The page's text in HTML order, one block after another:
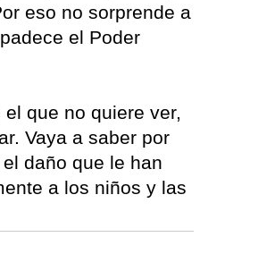
eso no sorprende a
el Poder
que no quiere ver,
Vaya a saber por
daño que le han
a los niños y las